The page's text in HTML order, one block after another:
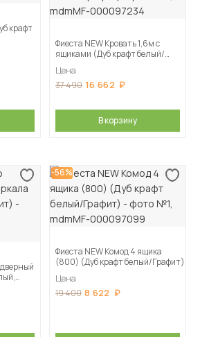
крафт
Фиеста NEW Кровать 1,6м с
ящиками (Дуб крафт белый/
Цена
37 490 16 662
В корзину
-56%
Фиеста NEW Комод 4 ящика
(800) (Дуб крафт белый/Графит)
Цена
19 400 8 622